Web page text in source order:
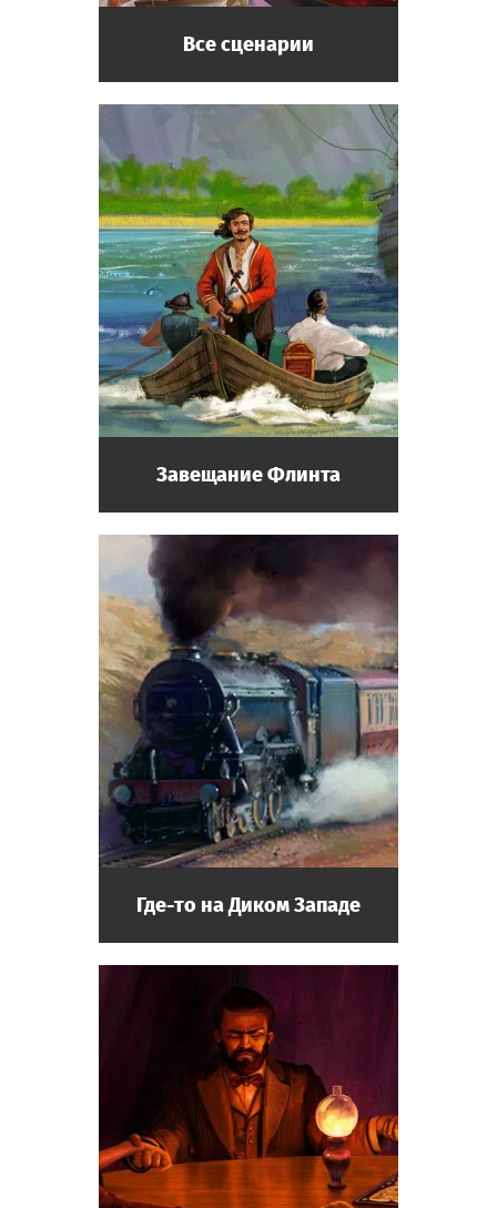
предмета старины.
Реставратор-эксперт
Сотрудник музея. Может не только
провести экспертизу предмета старины, но
и отреставрировать его!
Археолог
Посетитель музея. Начинающий учёный,
мечтает совершить великое открытие и
вписать своё имя в историю.
Писатель
Посетитель музея, прибыл из другой
экспонатов.
Все сценарии
Завещание Флинта
Где-то на Диком Западе